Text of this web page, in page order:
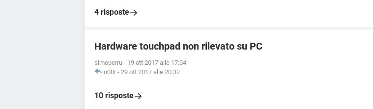
4 risposte
Hardware touchpad non rilevato su PC
simoperru - 19 ott 2017 alle 17:04
n00r - 29 ott 2017 alle 20:32
10 risposte